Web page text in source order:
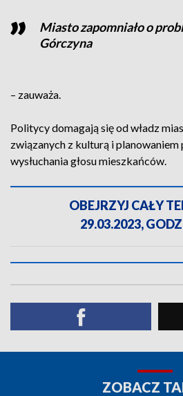
Miasto zapomniało o
Górczyna
– zauważa.
Politycy domagają się od władz
związanych z kulturą i
wysłuchania głosu mieszkańców.
OBEJRZYJ CAŁY
29.03.2023,
ZOBACZ